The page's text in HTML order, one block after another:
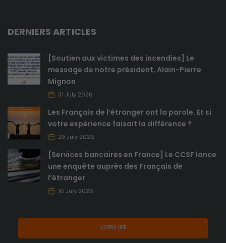
DERNIERS ARTICLES
[Soutien aux victimes des incendies] Le
message de notre président, Alain-Pierre
Mignon
31 July 2026
Les Français de l’étranger ont la parole. Et si
votre expérience faisait la différence ?
29 July 2026
[Services bancaires en France] Le CCSF lance
une enquête auprès des Français de
l’étranger
16 July 2026
VOTRE UFE
pour améliorer
les
ainsi que sa
structure. Ils
analysent